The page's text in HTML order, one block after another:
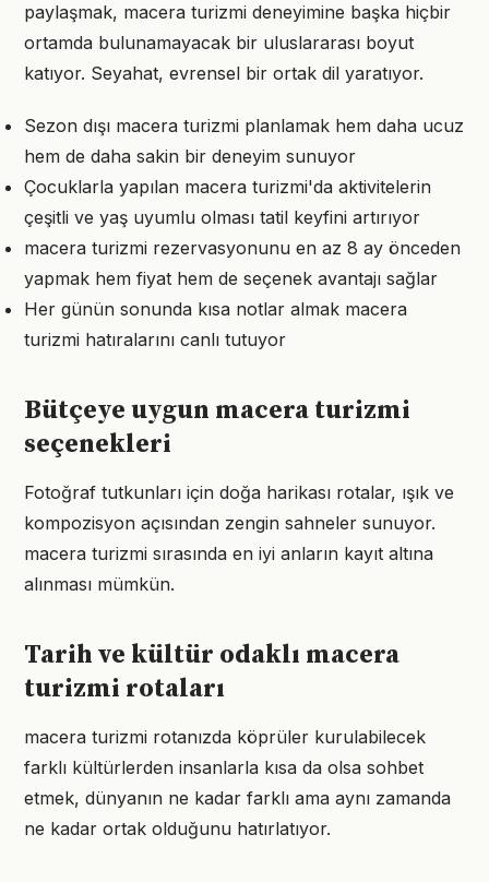
paylaşmak, macera turizmi deneyimine başka hiçbir
ortamda bulunamayacak bir uluslararası boyut
katıyor. Seyahat, evrensel bir ortak dil yaratıyor.
Sezon dışı macera turizmi planlamak hem daha ucuz
hem de daha sakin bir deneyim sunuyor
Çocuklarla yapılan macera turizmi'da aktivitelerin
çeşitli ve yaş uyumlu olması tatil keyfini artırıyor
macera turizmi rezervasyonunu en az 8 ay önceden
yapmak hem fiyat hem de seçenek avantajı sağlar
Her günün sonunda kısa notlar almak macera
turizmi hatıralarını canlı tutuyor
Bütçeye uygun macera turizmi
seçenekleri
Fotoğraf tutkunları için doğa harikası rotalar, ışık ve
kompozisyon açısından zengin sahneler sunuyor.
macera turizmi sırasında en iyi anların kayıt altına
alınması mümkün.
Tarih ve kültür odaklı macera
turizmi rotaları
macera turizmi rotanızda köprüler kurulabilecek
farklı kültürlerden insanlarla kısa da olsa sohbet
etmek, dünyanın ne kadar farklı ama aynı zamanda
ne kadar ortak olduğunu hatırlatıyor.